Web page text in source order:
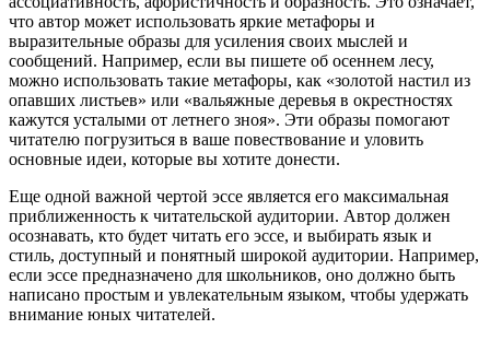
что автор может использовать яркие метафоры и
выразительные образы для усиления своих мыслей и
сообщений. Например, если вы пишете об осеннем лесу,
можно использовать такие метафоры, как «золотой настил из
опавших листьев» или «вальяжные деревья в окрестностях
кажутся усталыми от летнего зноя». Эти образы помогают
читателю погрузиться в ваше повествование и уловить
основные идеи, которые вы хотите донести.
Еще одной важной чертой эссе является его максимальная
приближенность к читательской аудитории. Автор должен
осознавать, кто будет читать его эссе, и выбирать язык и
стиль, доступный и понятный широкой аудитории. Например,
если эссе предназначено для школьников, оно должно быть
написано простым и увлекательным языком, чтобы удержать
внимание юных читателей.